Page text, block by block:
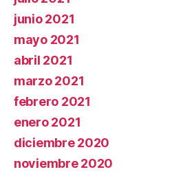
junio 2021
mayo 2021
abril 2021
marzo 2021
febrero 2021
enero 2021
diciembre 2020
noviembre 2020